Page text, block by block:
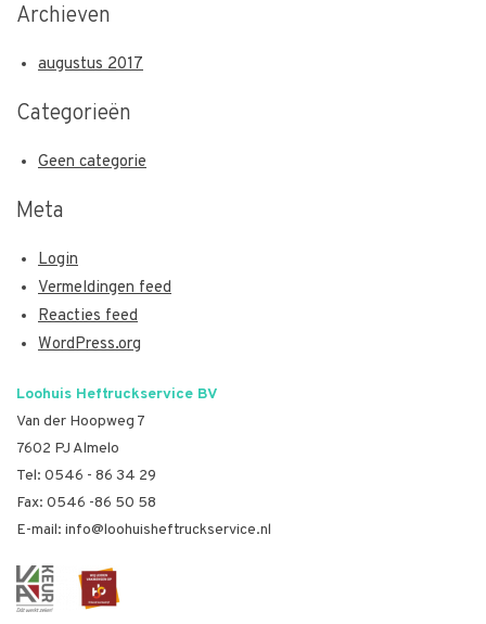
Archieven
augustus 2017
Categorieën
Geen categorie
Meta
Login
Vermeldingen feed
Reacties feed
WordPress.org
Loohuis Heftruckservice BV
Van der Hoopweg 7
7602 PJ Almelo
Tel: 0546 - 86 34 29
Fax: 0546 -86 50 58
E-mail: info@loohuisheftruckservice.nl